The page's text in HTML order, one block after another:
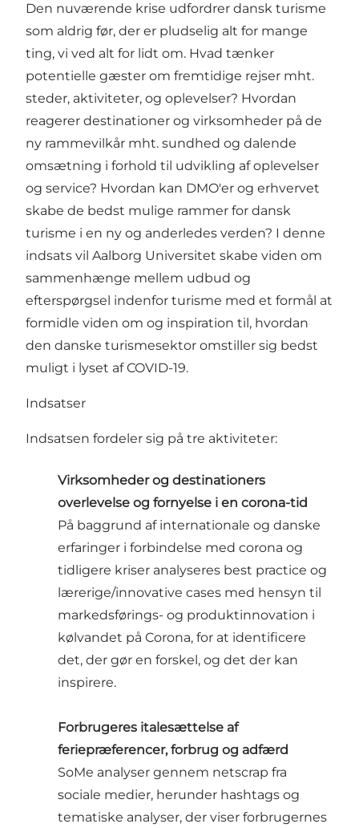
Den nuværende krise udfordrer dansk turisme
som aldrig før, der er pludselig alt for mange
ting, vi ved alt for lidt om. Hvad tænker
potentielle gæster om fremtidige rejser mht.
steder, aktiviteter, og oplevelser? Hvordan
reagerer destinationer og virksomheder på de
ny rammevilkår mht. sundhed og dalende
omsætning i forhold til udvikling af oplevelser
og service? Hvordan kan DMO'er og erhvervet
skabe de bedst mulige rammer for dansk
turisme i en ny og anderledes verden? I denne
indsats vil Aalborg Universitet skabe viden om
sammenhænge mellem udbud og
efterspørgsel indenfor turisme med et formål at
formidle viden om og inspiration til, hvordan
den danske turismesektor omstiller sig bedst
muligt i lyset af COVID-19.
Indsatser
Indsatsen fordeler sig på tre aktiviteter:
Virksomheder og destinationers
overlevelse og fornyelse i en corona-tid
På baggrund af internationale og danske
erfaringer i forbindelse med corona og
tidligere kriser analyseres best practice og
lærerige/innovative cases med hensyn til
markedsførings- og produktinnovation i
kølvandet på Corona, for at identificere
det, der gør en forskel, og det der kan
inspirere.
Forbrugeres italesættelse af
feriepræferencer, forbrug og adfærd
SoMe analyser gennem netscrap fra
sociale medier, herunder hashtags og
tematiske analyser, der viser forbrugernes